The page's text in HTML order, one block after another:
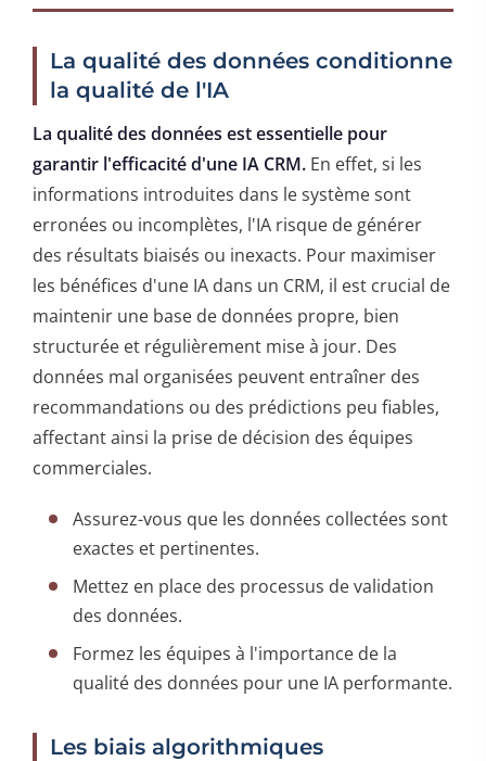
La qualité des données conditionne
la qualité de l'IA
La qualité des données est essentielle pour
garantir l'efficacité d'une IA CRM. En effet, si les
informations introduites dans le système sont
erronées ou incomplètes, l'IA risque de générer
des résultats biaisés ou inexacts. Pour maximiser
les bénéfices d'une IA dans un CRM, il est crucial de
maintenir une base de données propre, bien
structurée et régulièrement mise à jour. Des
données mal organisées peuvent entraîner des
recommandations ou des prédictions peu fiables,
affectant ainsi la prise de décision des équipes
commerciales.
Assurez-vous que les données collectées sont
exactes et pertinentes.
Mettez en place des processus de validation
des données.
Formez les équipes à l'importance de la
qualité des données pour une IA performante.
Les biais algorithmiques